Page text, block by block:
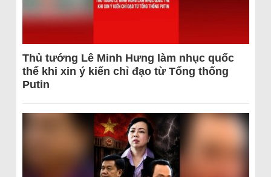
Thủ tướng Lê Minh Hưng làm nhục quốc
thể khi xin ý kiến chỉ đạo từ Tổng thống
Putin